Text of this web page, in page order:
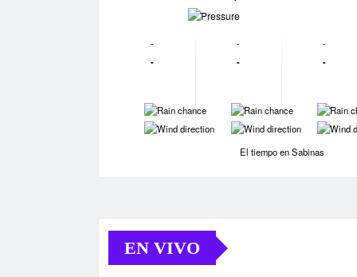
-
-
-
-
-
-
-
-
-
-
-
-
-
El tiempo en Sabinas
EN VIVO